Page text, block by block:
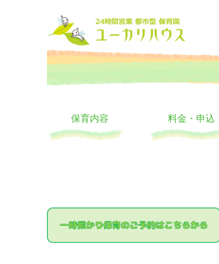
24時間託児所 ユーカ
大阪の24時間託児所 ユーカリハウス 月極 一時
保育内容 料金・申込